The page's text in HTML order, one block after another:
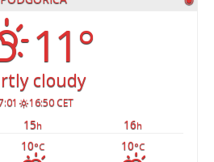
11°
cloudy
16:50 CET
15h 16h
10°C 10°C